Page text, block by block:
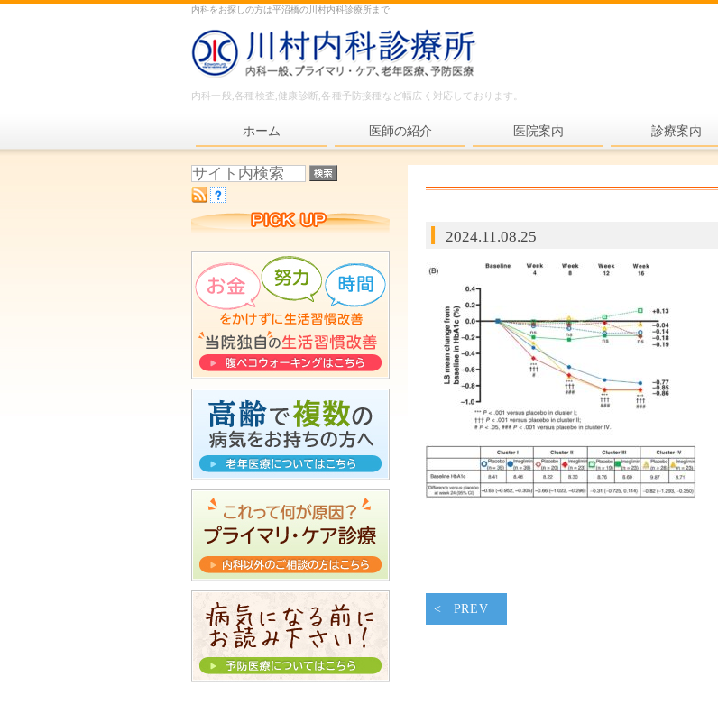
内科をお探しの方は平沼橋の川村内科診療所まで
内科一般,各種検査,健康診断,各種予防接種など幅広く対応しております。
ホーム 医師の紹介 医院案内 診療案内
内科一般
健康診断
老年医療
腹ペコウォーキング
2024.11.08.25
PREV